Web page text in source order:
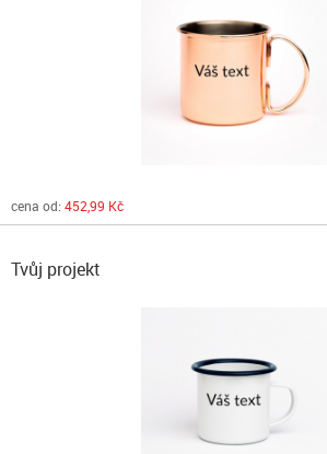
cena od: 452,99 Kč
Tvůj projekt